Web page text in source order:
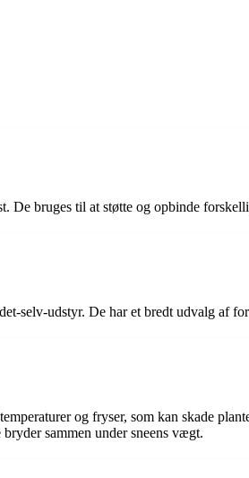
bruges til at støtte og opbinde
selv-udstyr. De har et bredt udvalg af
og fryser, som kan skade
sammen under sneens vægt.